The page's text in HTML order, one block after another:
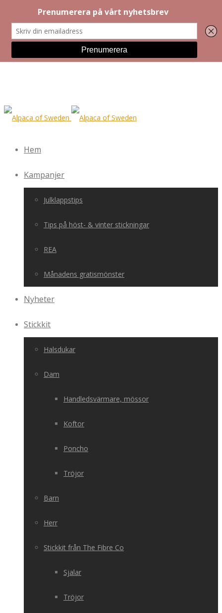
Hem
Kampanjer
Julklappstips
Tips på höst- & vinter stickningar
REA
Månadens gratismönster
Nyheter
Stickkit
Halsdukar
Dam
Handledsvärmare, mössor
Koftor
Poncho
Tröjor
Barn
Herr
Stickkit från The Fibre Co
Sjalar
Tröjor